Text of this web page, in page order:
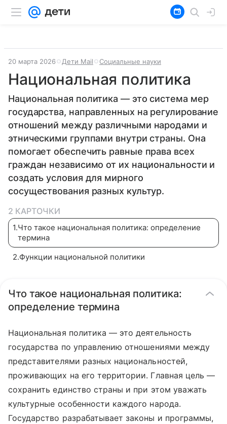
20 марта 2026 Дети Mail Социальные науки
Национальная политика
Национальная политика — это система мер
государства, направленных на регулирование
отношений между различными народами и
этническими группами внутри страны. Она
помогает обеспечить равные права всех
граждан независимо от их национальности и
создать условия для мирного
сосуществования разных культур.
2 КАРТОЧКИ
1.Что такое национальная политика: определение
термина
2.Функции национальной политики
Что такое национальная политика:
определение термина
Национальная политика — это деятельность
государства по управлению отношениями между
представителями разных национальностей,
проживающих на его территории. Главная цель —
сохранить единство страны и при этом уважать
культурные особенности каждого народа.
Государство разрабатывает законы и программы,